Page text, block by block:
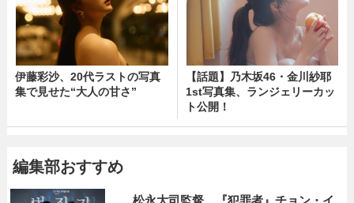
伊藤彩沙、20代ラストの写真
集で見せた“大人の甘さ”
【話題】乃木坂46・金川紗耶
1st写真集、ランジェリーカッ
ト公開！
編集部おすすめ
松永大司監督、『犯罪者』チョン・イ